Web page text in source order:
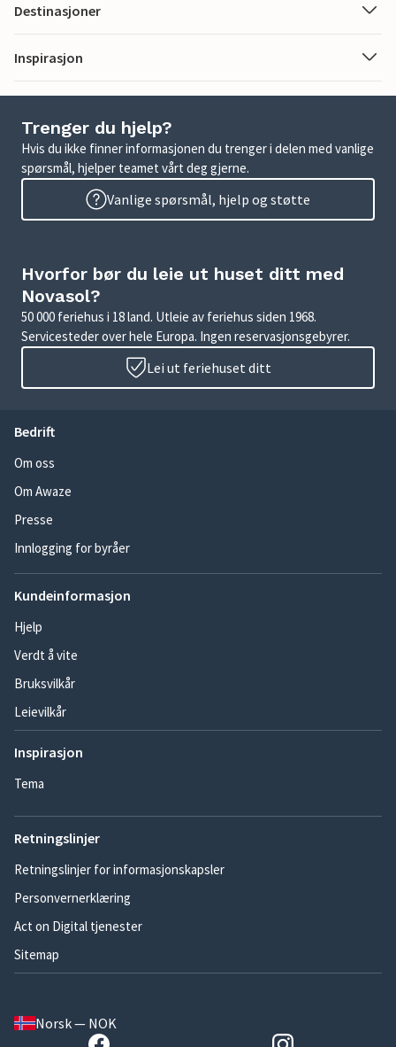
Destinasjoner
Inspirasjon
Trenger du hjelp?
Hvis du ikke finner informasjonen du trenger i delen med vanlige
spørsmål, hjelper teamet vårt deg gjerne.
Vanlige spørsmål, hjelp og støtte
Hvorfor bør du leie ut huset ditt med
Novasol?
50 000 feriehus i 18 land. Utleie av feriehus siden 1968.
Servicesteder over hele Europa. Ingen reservasjonsgebyrer.
Lei ut feriehuset ditt
Bedrift
Om oss
Om Awaze
Presse
Innlogging for byråer
Kundeinformasjon
Hjelp
Verdt å vite
Bruksvilkår
Leievilkår
Inspirasjon
Tema
Retningslinjer
Retningslinjer for informasjonskapsler
Personvernerklæring
Act on Digital tjenester
Sitemap
Norsk — NOK